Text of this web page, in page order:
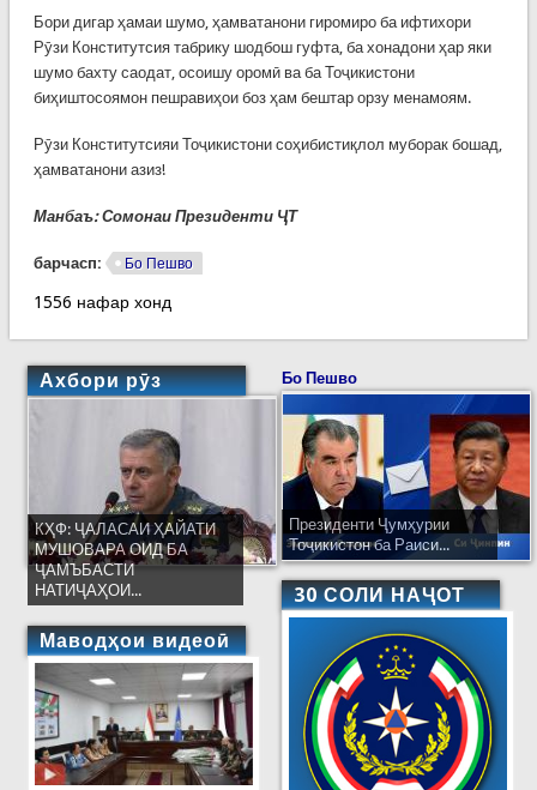
Бори дигар ҳамаи шумо, ҳамватанони гиромиро ба ифтихори
Рӯзи Конститутсия табрику шодбош гуфта, ба хонадони ҳар яки
шумо бахту саодат, осоишу оромӣ ва ба Тоҷикистони
биҳиштосоямон пешравиҳои боз ҳам бештар орзу менамоям.
Рӯзи Конститутсияи Тоҷикистони соҳибистиқлол муборак бошад,
ҳамватанони азиз!
Манбаъ: Сомонаи Президенти ҶТ
барчасп: Бо Пешво
1556 нафар хонд
Ахбори рӯз
КҲФ: ҶАЛАСАИ ҲАЙАТИ
МУШОВАРА ОИД БА
ҶАМЪБАСТИ
НАТИҶАҲОИ...
Маводҳои видеоӣ
Бо Пешво
Президенти Ҷумҳурии
Тоҷикистон ба Раиси...
30 СОЛИ НАҶОТ